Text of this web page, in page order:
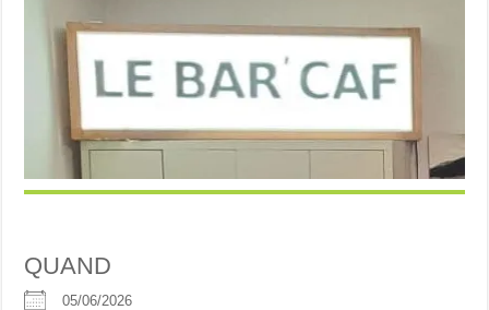
QUAND
05/06/2026